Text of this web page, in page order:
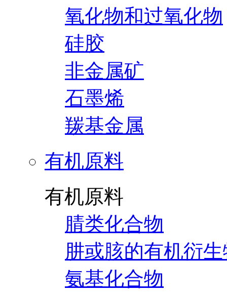
氧化物和过氧化物
硅胶
非金属矿
石墨烯
羰基金属
有机原料
有机原料
腈类化合物
肼或胲的有机衍
氨基化合物